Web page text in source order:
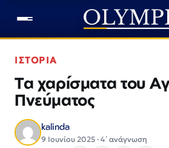
ΙΣΤΟΡΙΑ
Τα χαρίσματα του
Πνεύματος
kalinda
9 Ιουνίου 2025 · 4΄ ανάγνωση